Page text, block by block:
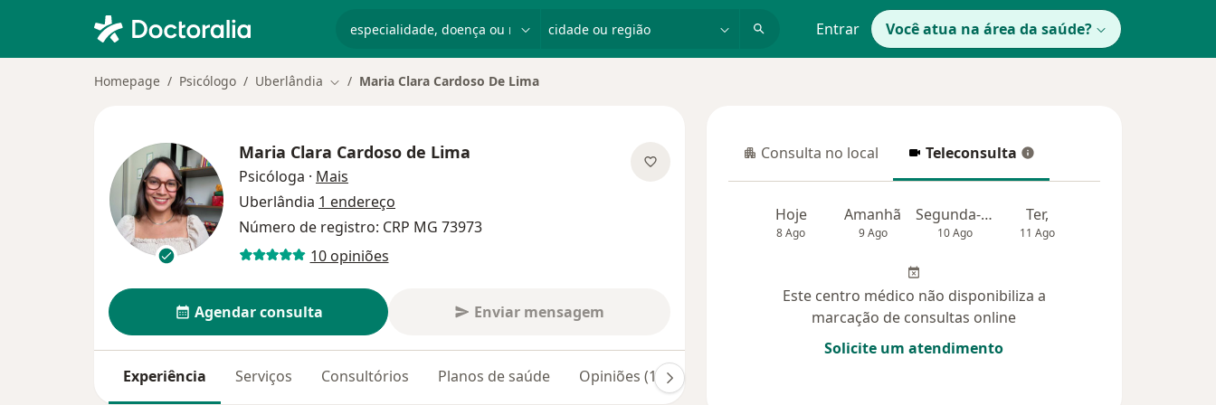
Entrar Você atua na área da saúde?
Homepage Psicólogo Uberlândia Mudar de cidade
Maria Clara Cardoso De Lima
Maria Clara Cardoso de Lima
Psicóloga · Mais
Uberlândia 1 endereço
Número de registro: CRP MG 73973
10 opiniões
Agendar consulta Enviar mensagem
Experiência Serviços Consultórios Planos de saúde Opiniões (10)
Consulta no local
Consulta no local Teleconsulta
Teleconsulta
Hoje
8 Ago
Amanhã
9 Ago
Segunda-feira
10 Ago
Ter,
11 Ago
Este centro médico não disponibiliza a
marcação de consultas online
Solicite um atendimento